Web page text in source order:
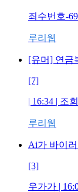
죄수번호-
루리웹
[유머] 연금
[7]
| 16:34 | 조회
루리웹
Ai가 바이
[3]
우가가 |